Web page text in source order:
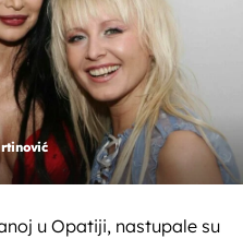
u Opatiji, nastupale su